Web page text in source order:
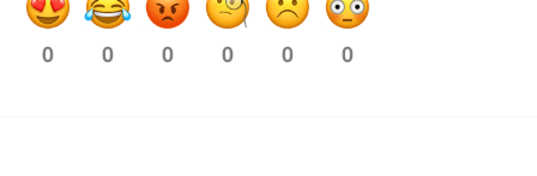
0 0 0 0 0 0